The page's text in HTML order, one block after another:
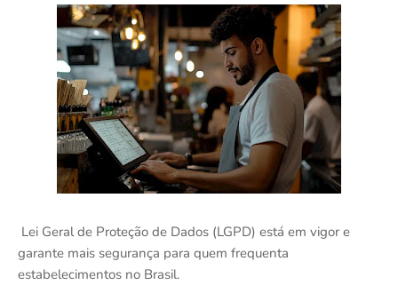
Lei Geral de Proteção de Dados (LGPD) está em vigor e
garante mais segurança para quem frequenta
estabelecimentos no Brasil.